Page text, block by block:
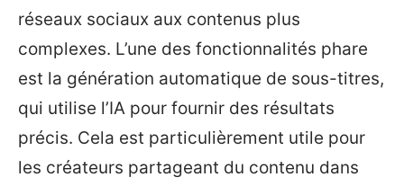
réseaux sociaux aux contenus plus
complexes. L’une des fonctionnalités phare
est la génération automatique de sous-titres,
qui utilise l’IA pour fournir des résultats
précis. Cela est particulièrement utile pour
les créateurs partageant du contenu dans